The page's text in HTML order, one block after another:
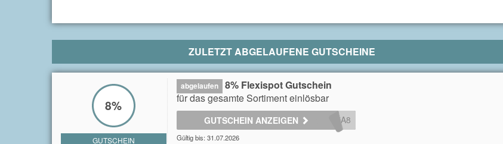
ZULETZT ABGELAUFENE GUTSCHEINE
8%
GUTSCHEIN
abgelaufen
8% Flexispot Gutschein
für das gesamte Sortiment einlösbar
GUTSCHEIN ANZEIGEN 7A8
Gültig bis: 31.07.2026